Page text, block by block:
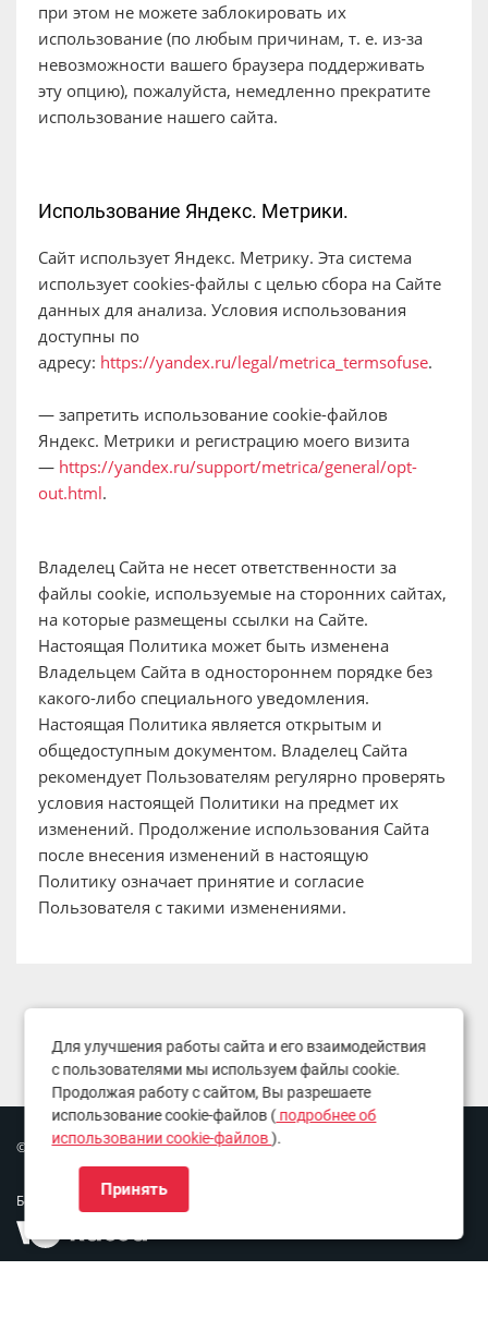
при этом не можете заблокировать их
использование (по любым причинам, т. е. из-за
невозможности вашего браузера поддерживать
эту опцию), пожалуйста, немедленно прекратите
использование нашего сайта.
Использование Яндекс. Метрики.
Сайт использует Яндекс. Метрику. Эта система
использует cookies-файлы с целью сбора на Сайте
данных для анализа. Условия использования
доступны по
адресу: https://yandex.ru/legal/metrica_termsofuse.
— запретить использование cookie-файлов
Яндекс. Метрики и регистрацию моего визита
— https://yandex.ru/support/metrica/general/opt-
out.html.
Владелец Сайта не несет ответственности за
файлы cookie, используемые на сторонних сайтах,
на которые размещены ссылки на Сайте.
Настоящая Политика может быть изменена
Владельцем Сайта в одностороннем порядке без
какого-либо специального уведомления.
Настоящая Политика является открытым и
общедоступным документом. Владелец Сайта
рекомендует Пользователям регулярно проверять
условия настоящей Политики на предмет их
изменений. Продолжение использования Сайта
после внесения изменений в настоящую
Политику означает принятие и согласие
Пользователя с такими изменениями.
© Copyright 2016-2026. Все права защищены.
Безопасные платежи:
Для улучшения работы сайта и его взаимодействия
с пользователями мы используем файлы cookie.
Продолжая работу с сайтом, Вы разрешаете
использование cookie-файлов ( подробнее об
использовании cookie-файлов ).
Принять